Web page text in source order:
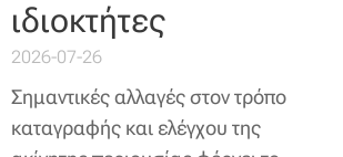
ιδιοκτήτες
2026-07-26
Σημαντικές αλλαγές στον τρόπο
καταγραφής και ελέγχου της